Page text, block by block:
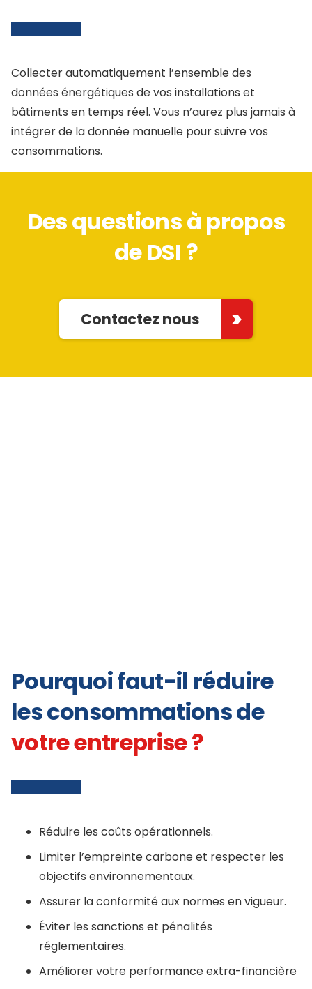
Collecter automatiquement l’ensemble des
données énergétiques de vos installations et
bâtiments en temps réel. Vous n’aurez plus jamais à
intégrer de la donnée manuelle pour suivre vos
consommations.
Des questions à propos
de DSI ?
Contactez nous
Pourquoi faut-il réduire
les consommations de
votre entreprise?
Réduire les coûts opérationnels.
Limiter l’empreinte carbone et respecter les
objectifs environnementaux.
Assurer la conformité aux normes en vigueur.
Éviter les sanctions et pénalités
réglementaires.
Améliorer votre performance extra-financière